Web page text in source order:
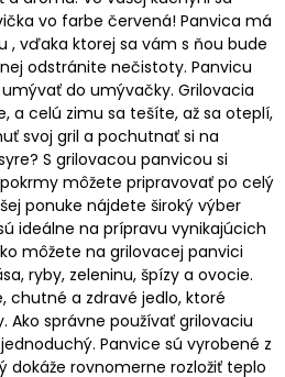
vo farbe červená! Panvica má
, vďaka ktorej sa vám s ňou bude
odstránite nečistoty. Panvicu
do umývačky. Grilovacia
a celú zimu sa tešíte, až sa oteplí,
svoj gril a pochutnať si na
S grilovacou panvicou si
môžete pripravovať po celý
ponuke nájdete široký výber
ideálne na prípravu vynikajúcich
môžete na grilovacej panvici
ryby, zeleninu, špízy a ovocie.
chutné a zdravé jedlo, ktoré
Ako správne používať grilovaciu
Panvice sú vyrobené z
dokáže rovnomerne rozložiť teplo